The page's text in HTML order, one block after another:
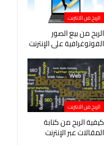
الربح من الانترنت
الربح من بيع الصور
الفوتوغرافية على الإنترنت
الربح من الانترنت
كيفية الربح من كتابة
المقالات عبر الإنترنت